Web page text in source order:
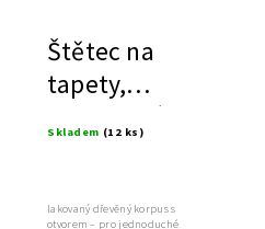
Štětec na
tapety,
syntetické
Skladem (12 ks)
lakovaný dřevěný korpus s
otvorem – pro jednoduché